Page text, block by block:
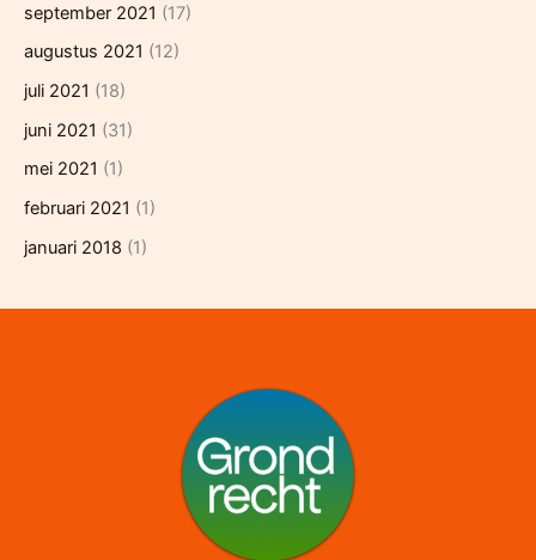
september 2021 (17)
augustus 2021 (12)
juli 2021 (18)
juni 2021 (31)
mei 2021 (1)
februari 2021 (1)
januari 2018 (1)